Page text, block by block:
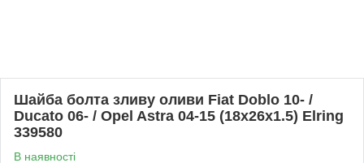
Шайба болта зливу оливи Fiat Doblo 10- /
Ducato 06- / Opel Astra 04-15 (18x26x1.5) Elring
339580
В наявності